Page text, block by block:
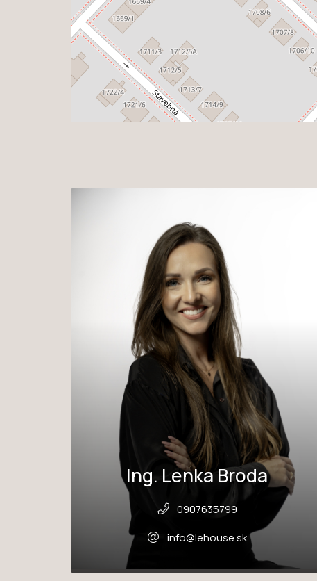
Ing. Lenka Broda
0907635799
info@lehouse.sk